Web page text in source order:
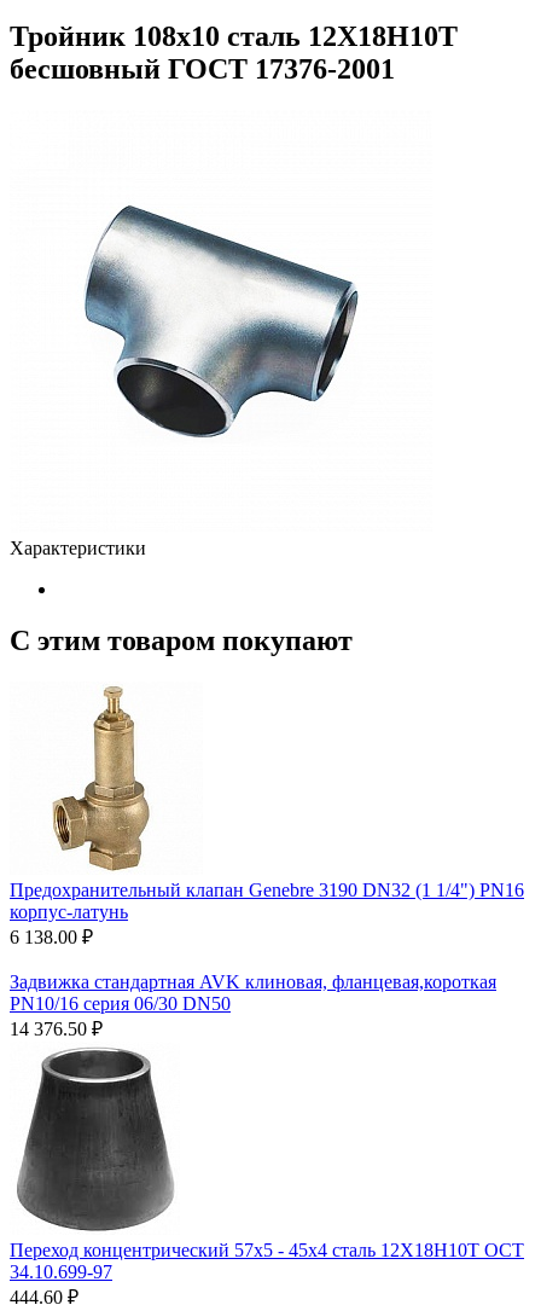
Тройник 108х10 сталь 12Х18Н10Т
бесшовный ГОСТ 17376-2001
Характеристики
С этим товаром покупают
Предохранительный клапан Genebre 3190 DN32 (1 1/4") PN16
корпус-латунь
6 138.00 ₽
Задвижка стандартная AVK клиновая, фланцевая,короткая
PN10/16 cерия 06/30 DN50
14 376.50 ₽
Переход концентрический 57х5 - 45х4 сталь 12Х18Н10Т ОСТ
34.10.699-97
444.60 ₽